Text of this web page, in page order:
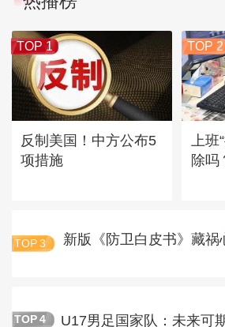
TOP 1
反制美国！中方公布5
项措施
TOP 2
上
除吗
TOP 3 新版《防卫白皮书》藏祸
TOP 4 U17男足国家队：未来可